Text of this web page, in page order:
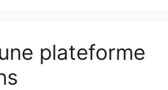
plateforme